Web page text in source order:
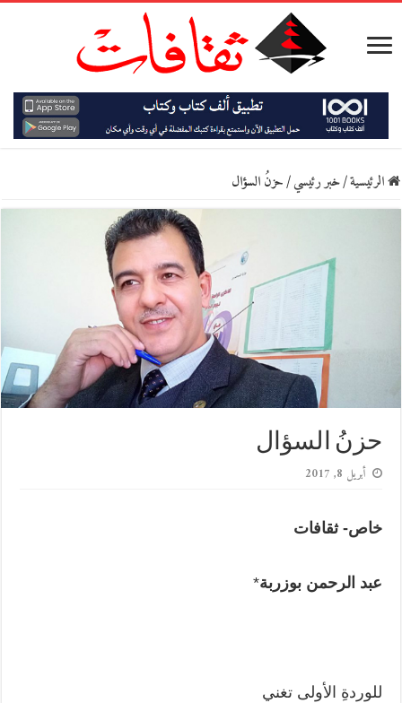
الرئيسية/خبر رئيسي/حزنُ السؤال
حزنُ السؤال
أبريل 8, 2017
خاص- ثقافات
عبد الرحمن بوزربة*
للوردةِ الأولى تغني